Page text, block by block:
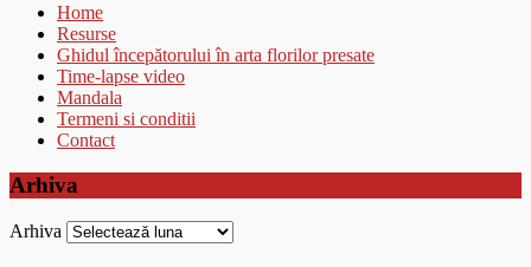
Home
Resurse
Ghidul începătorului în arta florilor presate
Time-lapse video
Mandala
Termeni si conditii
Contact
Arhiva
Arhiva